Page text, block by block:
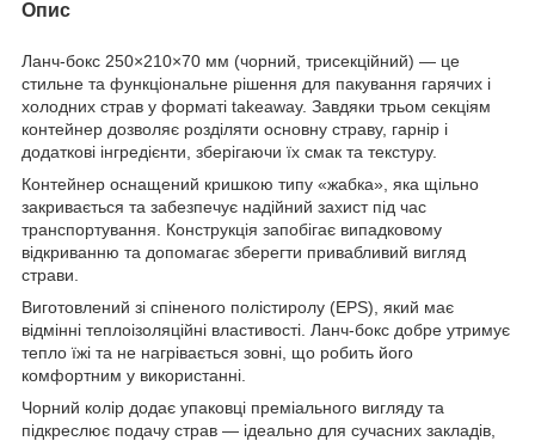
Опис
Ланч-бокс 250×210×70 мм (чорний, трисекційний) — це
стильне та функціональне рішення для пакування гарячих і
холодних страв у форматі takeaway. Завдяки трьом секціям
контейнер дозволяє розділяти основну страву, гарнір і
додаткові інгредієнти, зберігаючи їх смак та текстуру.
Контейнер оснащений кришкою типу «жабка», яка щільно
закривається та забезпечує надійний захист під час
транспортування. Конструкція запобігає випадковому
відкриванню та допомагає зберегти привабливий вигляд
страви.
Виготовлений зі спіненого полістиролу (EPS), який має
відмінні теплоізоляційні властивості. Ланч-бокс добре утримує
тепло їжі та не нагрівається зовні, що робить його
комфортним у використанні.
Чорний колір додає упаковці преміального вигляду та
підкреслює подачу страв — ідеально для сучасних закладів,